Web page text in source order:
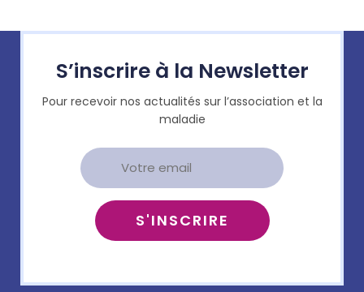
S’inscrire à la Newsletter
Pour recevoir nos actualités sur l’association et la
maladie